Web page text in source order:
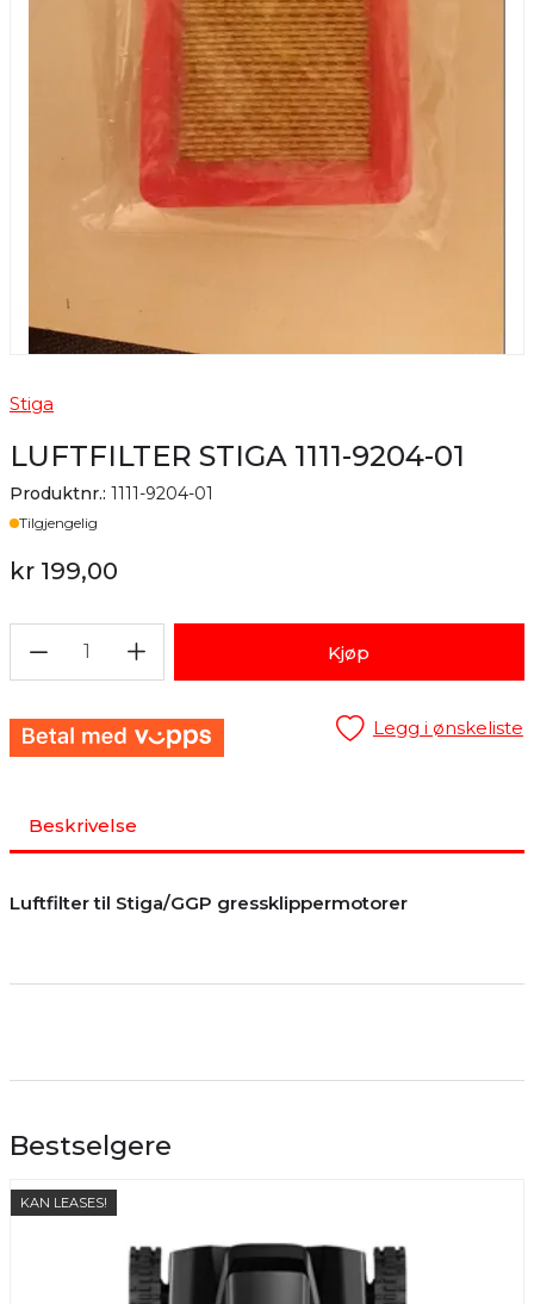
Stiga
LUFTFILTER STIGA 1111-9204-01
Produktnr.: 1111-9204-01
Lager
Tilgjengelig
kr 199,00
1 Kjøp
Legg i ønskeliste
Beskrivelse
Luftfilter til Stiga/GGP gressklippermotorer
Bestselgere
KAN LEASES!